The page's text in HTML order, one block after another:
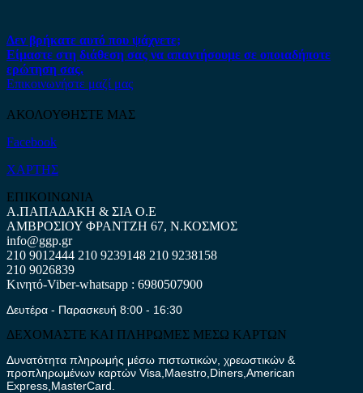
Δεν βρήκατε αυτό που ψάχνετε;
Είμαστε στη διάθεση σας να απαντήσουμε σε οποιαδήποτε
ερώτηση σας.
Επικοινωνήστε μαζί μας
ΑΚΟΛΟΥΘΗΣΤΕ ΜΑΣ
Facebook
ΧΑΡΤΗΣ
ΕΠΙΚΟΙΝΩΝΙΑ
Α.ΠΑΠΑΔΑΚΗ & ΣΙΑ Ο.Ε
ΑΜΒΡΟΣΙΟΥ ΦΡΑΝΤΖΗ 67, Ν.ΚΟΣΜΟΣ
info@ggp.gr
210 9012444 210 9239148 210 9238158
210 9026839
Κινητό-Viber-whatsapp : 6980507900
Δευτέρα - Παρασκευή 8:00 - 16:30
ΔΕΧΟΜΑΣΤΕ ΚΑΙ ΠΛΗΡΩΜΕΣ ΜΕΣΩ ΚΑΡΤΩΝ
Δυνατότητα πληρωμής μέσω πιστωτικών, χρεωστικών &
προπληρωμένων καρτών Visa,Maestro,Diners,American
Express,MasterCard.